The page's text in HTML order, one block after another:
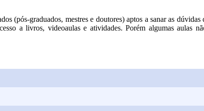
(pós-graduados, mestres e doutores) aptos a sanar as
a livros, videoaulas e atividades. Porém algumas aulas